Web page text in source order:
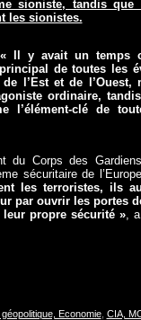
sioniste, tandis que
les sionistes.
« Il y avait un temps
de toutes les
l’Est et de l’Ouest,
ordinaire,
l’élément-clé de
du Corps des
sécuritaire de
les terroristes, ils
par ouvrir les portes
propre sécurité »,
Economie, CIA,